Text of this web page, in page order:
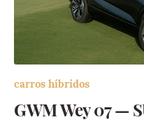
carros híbridos
GWM Wey 07 —